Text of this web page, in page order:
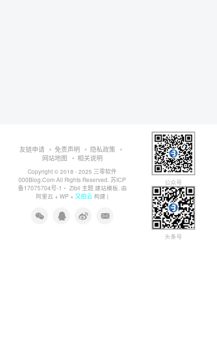
友链申请 免责声明
隐私政策
网站地图
相关说明
Copyright © 2018 - 2025 三零软件
000Blog.Com All Rights Reserved. 苏ICP
备17075704号-1 ・ Zibll 主题建站模板. 由
阿里云 + WP + 又拍云构建 |
公众号
头条号